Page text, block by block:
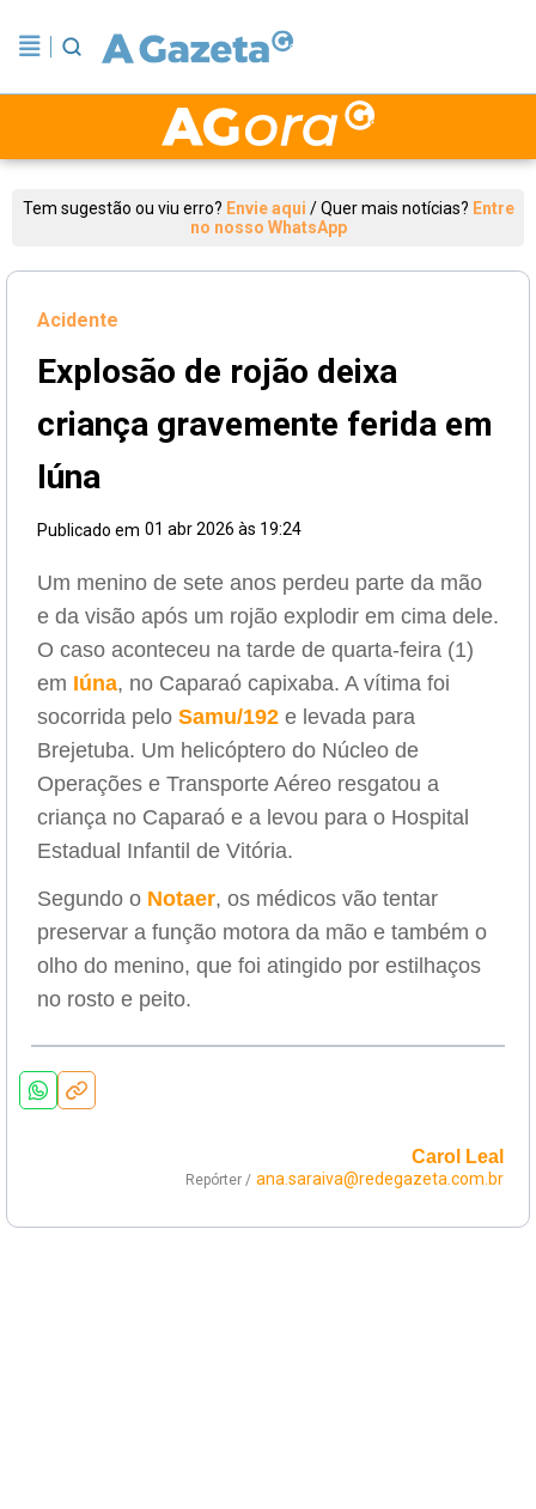
Tem sugestão ou viu erro? Envie aqui /Quer mais notícias? Entre
no nosso WhatsApp
Acidente
Explosão de rojão deixa
criança gravemente ferida em
Iúna
Publicado em 01 abr 2026 às 19:24
Um menino de sete anos perdeu parte da mão
e da visão após um rojão explodir em cima dele.
O caso aconteceu na tarde de quarta-feira (1)
em Iúna, no Caparaó capixaba. A vítima foi
socorrida pelo Samu/192 e levada para
Brejetuba. Um helicóptero do Núcleo de
Operações e Transporte Aéreo resgatou a
criança no Caparaó e a levou para o Hospital
Estadual Infantil de Vitória.
Segundo o Notaer, os médicos vão tentar
preservar a função motora da mão e também o
olho do menino, que foi atingido por estilhaços
no rosto e peito.
Carol Leal
Repórter / ana.saraiva@redegazeta.com.br